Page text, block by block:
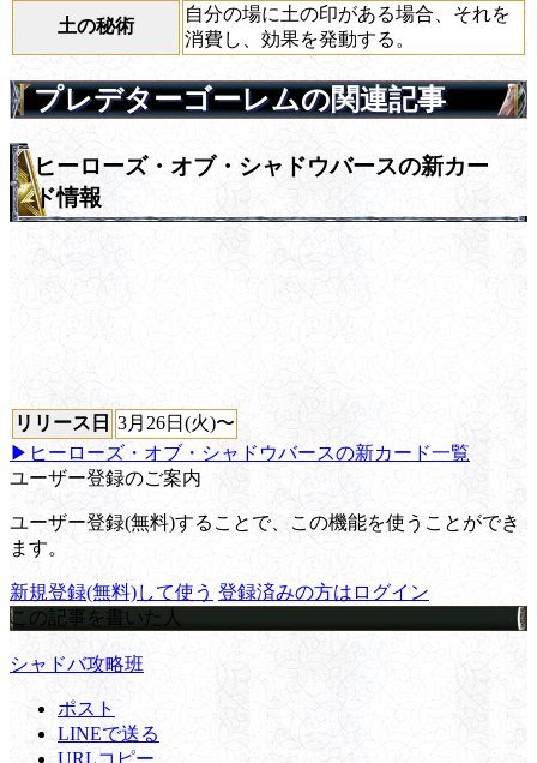
土の秘術
自分の場に土の印がある場合、それを
消費し、効果を発動する。
プレデターゴーレムの関連記事
ヒーローズ・オブ・シャドウバースの新カー
ド情報
リリース日 3月26日(火)〜
▶ヒーローズ・オブ・シャドウバースの新カード一覧
ユーザー登録のご案内
ユーザー登録(無料)することで、この機能を使うことができ
ます。
新規登録(無料)して使う 登録済みの方はログイン
この記事を書いた人
シャドバ攻略班
ポスト
LINEで送る
URLコピー